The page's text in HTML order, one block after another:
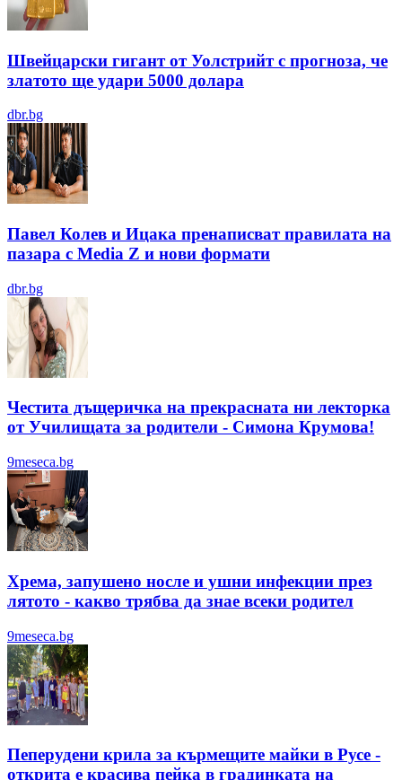
Швейцарски гигант от Уолстрийт с прогноза, че
златото ще удари 5000 долара
dbr.bg
Павел Колев и Ицака пренаписват правилата на
пазара с Media Z и нови формати
dbr.bg
Честита дъщеричка на прекрасната ни лекторка
от Училищата за родители - Симона Крумова!
9meseca.bg
Хрема, запушено носле и ушни инфекции през
лятотo - какво трябва да знае всеки родител
9meseca.bg
Пеперудени крила за кърмещите майки в Русе -
открита е красива пейка в градинката на